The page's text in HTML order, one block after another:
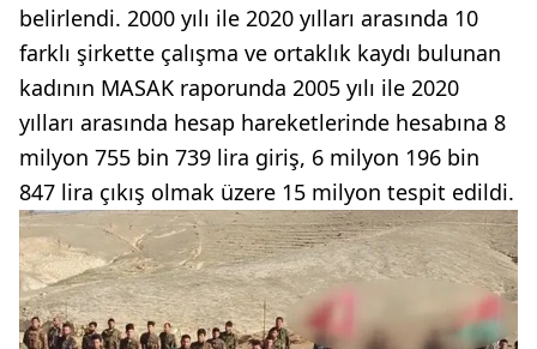
belirlendi. 2000 yılı ile 2020 yılları arasında 10
farklı şirkette çalışma ve ortaklık kaydı bulunan
kadının MASAK raporunda 2005 yılı ile 2020
yılları arasında hesap hareketlerinde hesabına 8
milyon 755 bin 739 lira giriş, 6 milyon 196 bin
847 lira çıkış olmak üzere 15 milyon tespit edildi.